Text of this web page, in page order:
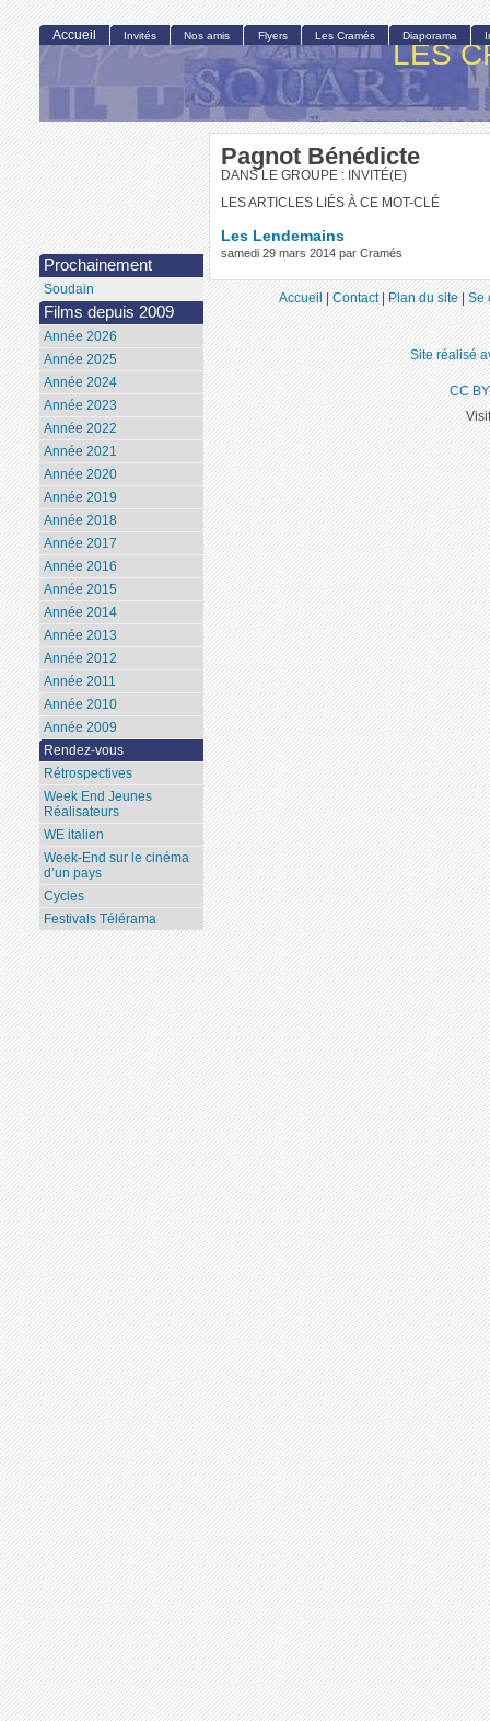
LES
Pagnot Bénédicte
DANS LE GROUPE : INVITÉ(E)
LES ARTICLES LIÉS À CE MOT-CLÉ
Les Lendemains
samedi 29 mars 2014 par Cramés
Accueil Invités Nos amis Flyers Les Cramés Diaporama
Prochainement
Soudain
Films depuis 2009
Année 2026
Année 2025
Année 2024
Année 2023
Année 2022
Année 2021
Année 2020
Année 2019
Année 2018
Année 2017
Année 2016
Année 2015
Année 2014
Année 2013
Année 2012
Année 2011
Année 2010
Année 2009
Rendez-vous
Rétrospectives
Week End Jeunes
Réalisateurs
WE italien
Week-End sur le cinéma
d’un pays
Cycles
Festivals Télérama
Accueil|Contact|Plan du site|Se
Site réalisé
CC